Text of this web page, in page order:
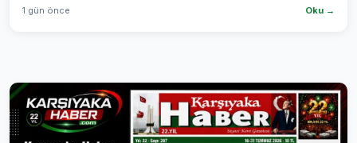
1 gün önce Oku →